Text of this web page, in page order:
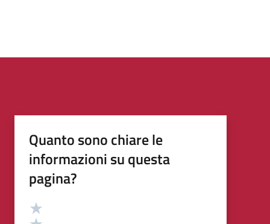
Quanto sono chiare le
informazioni su questa
pagina?
Valutazione